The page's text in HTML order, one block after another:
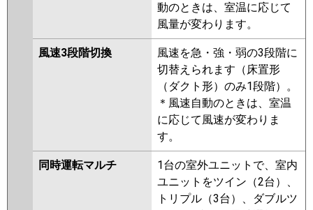
動のときは、室温に応じて
風量が変わります。
風速3段階切換
風速を急・強・弱の3段階に
切替えられます（床置形
（ダクト形）のみ1段階）。
＊風速自動のときは、室温
に応じて風速が変わりま
す。
同時運転マルチ
1台の室外ユニットで、室内
ユニットをツイン（2台）、
トリプル（3台）、ダブルツ